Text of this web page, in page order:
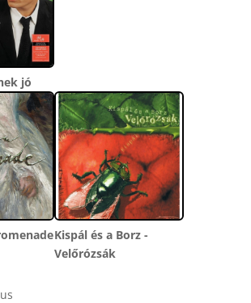
jó
Kispál és a Borz -
Velőrózsák